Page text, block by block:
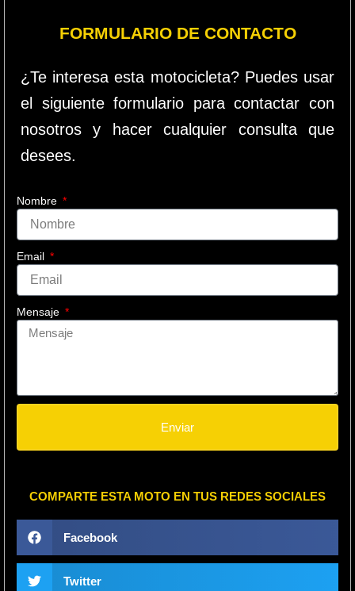
FORMULARIO DE CONTACTO
¿Te interesa esta motocicleta? Puedes usar
el siguiente formulario para contactar con
nosotros y hacer cualquier consulta que
desees.
Nombre
Email
Mensaje
Enviar
COMPARTE ESTA MOTO EN TUS REDES SOCIALES
Facebook
Twitter